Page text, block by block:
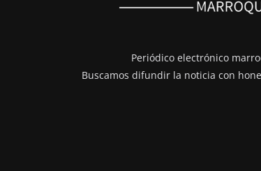
Periódico electrónico
Buscamos difundir la noticia con